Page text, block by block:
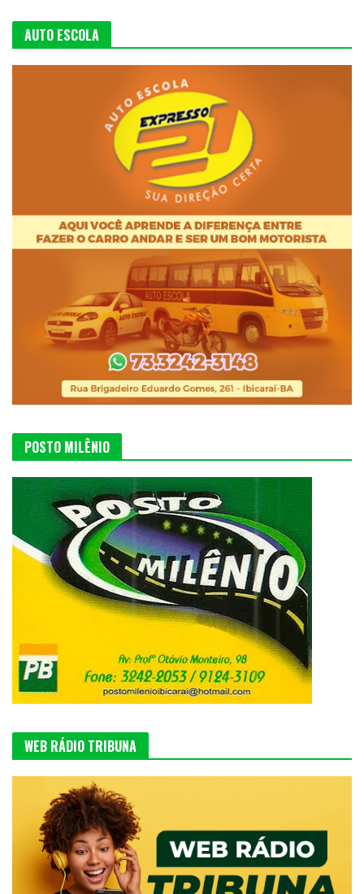
AUTO ESCOLA
POSTO MILÊNIO
WEB RÁDIO TRIBUNA